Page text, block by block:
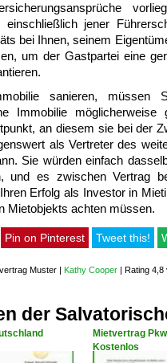
einschließlich jener
bei Ihnen, seinem
um der Gastpartei eine
sanieren, müssen
Immobilie
an diesem sie bei der
als Vertreter des
Sie würden einfach
und es zwischen Vertrag
Erfolg als Investor in
Mietobjekts achten müssen.
Pin on Pinterest Tweet this!
Muster Kathy Cooper Rating 4,8
der
Mietvertrag
Kostenlos